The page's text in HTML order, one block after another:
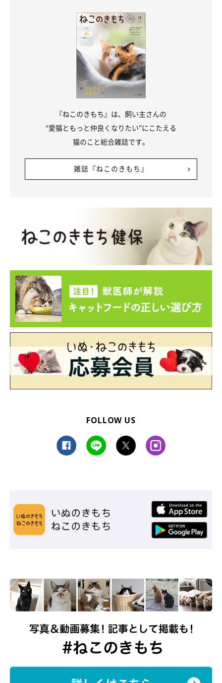
「行き倒れみたいな寝落ち」遊び疲れてソファ
の肘かけで眠る子猫に1万人が「いいね」する
＠89maro_nekoさんの愛猫・ちくわくんが生後5カ月の頃に見せた
寝姿が話題になりました。遊びたい盛りだけれども限界を知らない
幼いちくわくんが見せた寝姿とは。ちくわくんの“やんちゃ”な性格
がうかがえます。
気持ちよさそうに眠る子猫 飼い主さんが寝顔
に気づいた“きっかけ”がかわいくて癒やされる
んがいます。ある日飼い主さんはちくわくんのかわいい寝顔を目撃
するのですが、寝姿に気づいたきっかけがかわいすぎました。飼い
主さんも楽しんだ、その日の出来事とは？
写真提供・取材協力／＠89maro_nekoさん／X（旧Twitter）
※この記事は投稿者さまに取材し、了承の上制作したものです。
2025年9月時点の情報であり、現在と異なる場合があります。
『ねこのきもち』は、飼い主さんの
“愛猫ともっと仲良くなりたい”にこたえる
猫のこと総合雑誌です。
雑誌『ねこのきもち』
FOLLOW US